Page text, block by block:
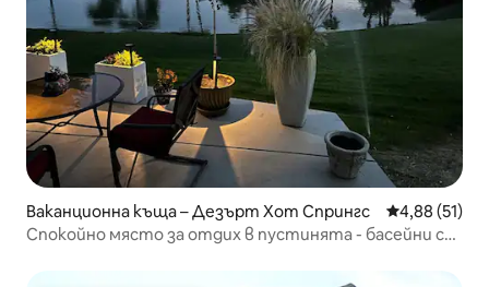
Ваканционна къща – Дезърт Хот Спрингс Средна
4,88 (51)
Спокойно място за отдих в пустинята - басейни с